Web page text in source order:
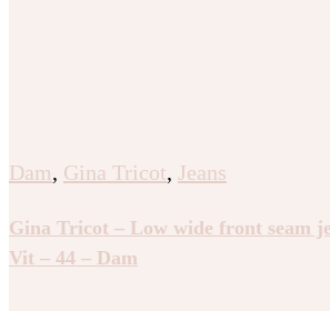
Dam, Gina Tricot, Jeans
Gina Tricot – Low wide front seam
Vit – 44 – Dam